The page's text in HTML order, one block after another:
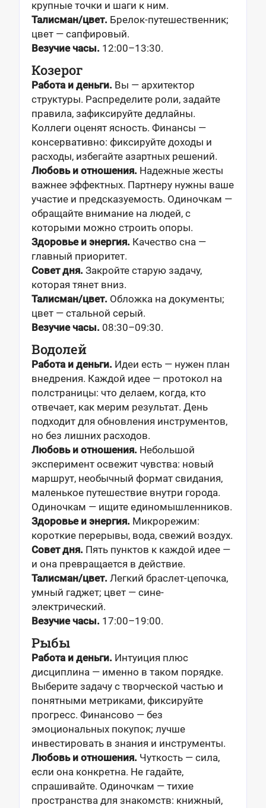
крупные точки и шаги к ним.
Талисман/цвет. Брелок-путешественник;
цвет — сапфировый.
Везучие часы. 12:00–13:30.
Козерог
Работа и деньги. Вы — архитектор
структуры. Распределите роли, задайте
правила, зафиксируйте дедлайны.
Коллеги оценят ясность. Финансы —
консервативно: фиксируйте доходы и
расходы, избегайте азартных решений.
Любовь и отношения. Надежные жесты
важнее эффектных. Партнеру нужны ваше
участие и предсказуемость. Одиночкам —
обращайте внимание на людей, с
которыми можно строить опоры.
Здоровье и энергия. Качество сна —
главный приоритет.
Совет дня. Закройте старую задачу,
которая тянет вниз.
Талисман/цвет. Обложка на документы;
цвет — стальной серый.
Везучие часы. 08:30–09:30.
Водолей
Работа и деньги. Идеи есть — нужен план
внедрения. Каждой идее — протокол на
полстраницы: что делаем, когда, кто
отвечает, как мерим результат. День
подходит для обновления инструментов,
но без лишних расходов.
Любовь и отношения. Небольшой
эксперимент освежит чувства: новый
маршрут, необычный формат свидания,
маленькое путешествие внутри города.
Одиночкам — ищите единомышленников.
Здоровье и энергия. Микрорежим:
короткие перерывы, вода, свежий воздух.
Совет дня. Пять пунктов к каждой идее —
и она превращается в действие.
Талисман/цвет. Легкий браслет-цепочка,
умный гаджет; цвет — сине-
электрический.
Везучие часы. 17:00–19:00.
Рыбы
Работа и деньги. Интуиция плюс
дисциплина — именно в таком порядке.
Выберите задачу с творческой частью и
понятными метриками, фиксируйте
прогресс. Финансово — без
эмоциональных покупок; лучше
инвестировать в знания и инструменты.
Любовь и отношения. Чуткость — сила,
если она конкретна. Не гадайте,
спрашивайте. Одиночкам — тихие
пространства для знакомств: книжный,